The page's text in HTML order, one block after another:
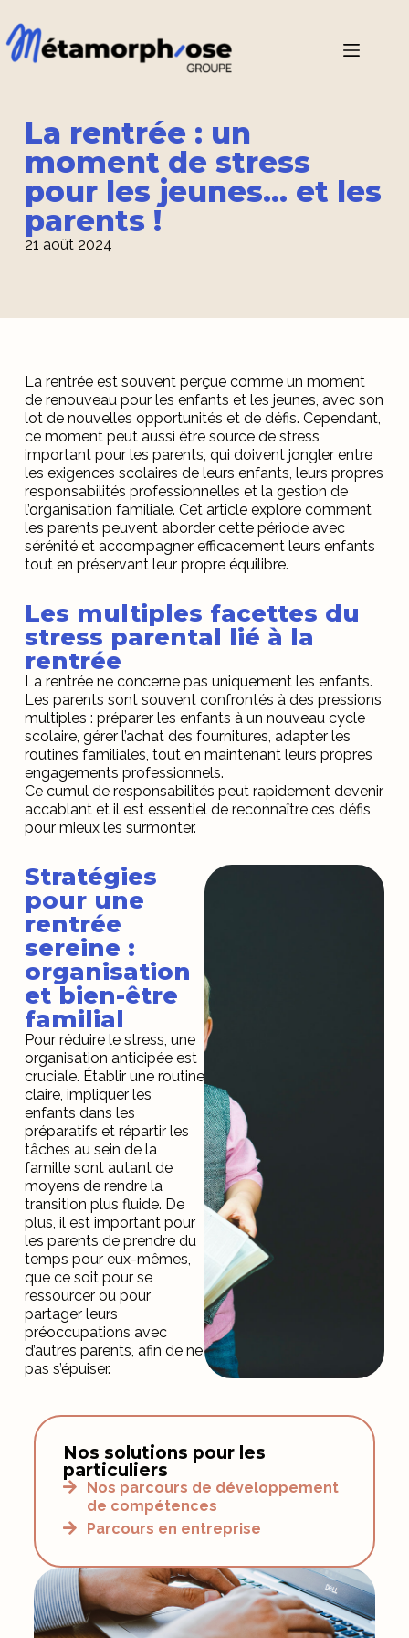
La rentrée : un
moment de stress
pour les jeunes... et les
parents !
21 août 2024
La rentrée est souvent perçue comme un moment
de renouveau pour les enfants et les jeunes, avec son
lot de nouvelles opportunités et de défis. Cependant,
ce moment peut aussi être source de stress
important pour les parents, qui doivent jongler entre
les exigences scolaires de leurs enfants, leurs propres
responsabilités professionnelles et la gestion de
l’organisation familiale. Cet article explore comment
les parents peuvent aborder cette période avec
sérénité et accompagner efficacement leurs enfants
tout en préservant leur propre équilibre.
Les multiples facettes du
stress parental lié à la
rentrée
La rentrée ne concerne pas uniquement les enfants.
Les parents sont souvent confrontés à des pressions
multiples : préparer les enfants à un nouveau cycle
scolaire, gérer l’achat des fournitures, adapter les
routines familiales, tout en maintenant leurs propres
engagements professionnels.
Ce cumul de responsabilités peut rapidement devenir
accablant et il est essentiel de reconnaître ces défis
pour mieux les surmonter.
Stratégies
pour une
rentrée
sereine :
organisation
et bien-être
familial
Pour réduire le stress, une
organisation anticipée est
cruciale. Établir une routine
claire, impliquer les
enfants dans les
préparatifs et répartir les
tâches au sein de la
famille sont autant de
moyens de rendre la
transition plus fluide. De
plus, il est important pour
les parents de prendre du
temps pour eux-mêmes,
que ce soit pour se
ressourcer ou pour
partager leurs
préoccupations avec
d’autres parents, afin de ne
pas s’épuiser.
Nos solutions pour les
particuliers
Nos parcours de développement
de compétences
Parcours en entreprise